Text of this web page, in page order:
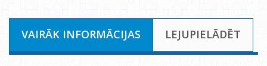
VAIRĀK INFORMĀCIJAS LEJUPIELĀDĒT